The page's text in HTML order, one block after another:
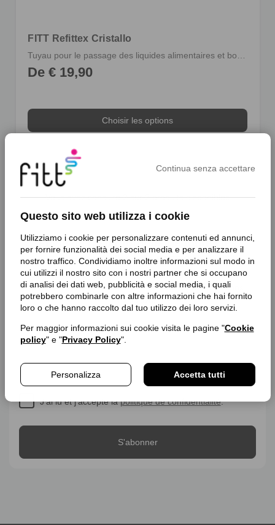
Continua senza accettare
Questo sito web utilizza i cookie
Utilizziamo i cookie per personalizzare contenuti ed annunci,
per fornire funzionalità dei social media e per analizzare il
nostro traffico. Condividiamo inoltre informazioni sul modo in
cui utilizzi il nostro sito con i nostri partner che si occupano
di analisi dei dati web, pubblicità e social media, i quali
potrebbero combinarle con altre informazioni che hai fornito
loro o che hanno raccolto dal tuo utilizzo dei loro servizi.
Per maggior informazioni sui cookie visita le pagine "Cookie
policy" e "Privacy Policy".
Personalizza Accetta tutti
FITT Refittex Cristallo
Tuyau pour le passage des liquides alimentaires et boissons en pression
De € 19,90
Choisir les options
Vous avez consulté2sur 2 produits disponibles
Envie de rester informé de toutes les
actualités de FITT ?
Abonnez-vous à notre newsletter pour recevoir des avant-
premières de nos produits et accéder à des réductions
exclusives
Inscription
à
newsletter
E-mail
J'ai lu et j'accepte lapolitique de confidentialité.